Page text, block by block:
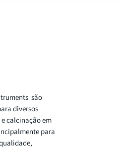
são
diversos
calcinação em
para